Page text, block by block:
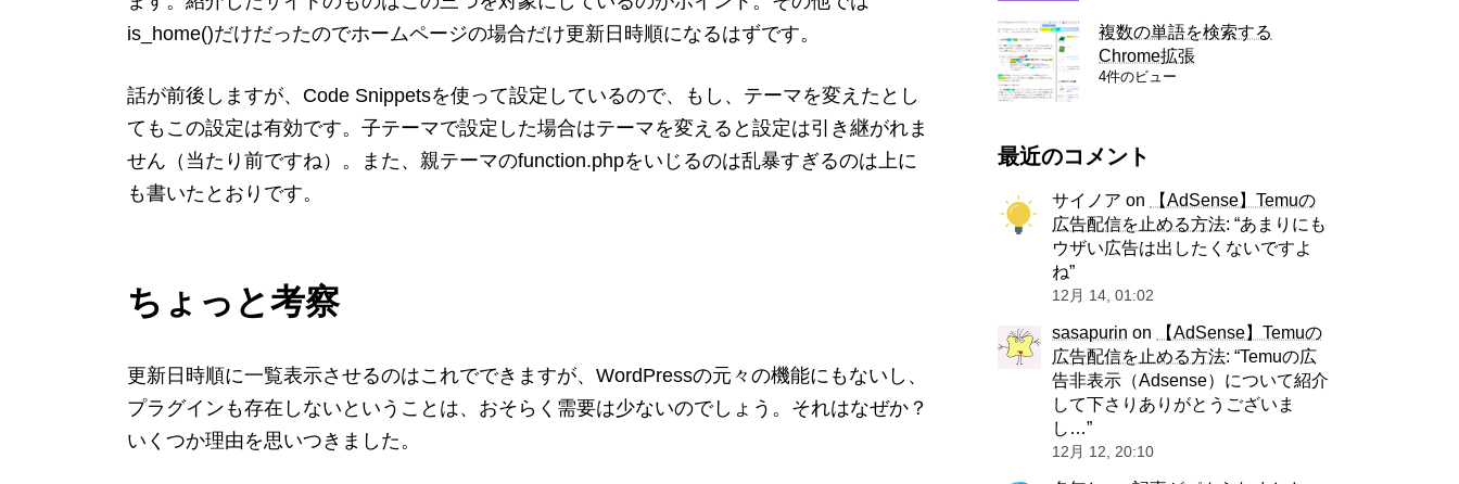
is_home()だけだったのでホームページの場合だけ更新日時順になるはずです。
話が前後しますが、Code Snippetsを使って設定しているので、もし、テーマを変えたとし
てもこの設定は有効です。子テーマで設定した場合はテーマを変えると設定は引き継がれま
せん（当たり前ですね）。また、親テーマのfunction.phpをいじるのは乱暴すぎるのは上に
も書いたとおりです。
ちょっと考察
更新日時順に一覧表示させるのはこれでできますが、WordPressの元々の機能にもないし、
プラグインも存在しないということは、おそらく需要は少ないのでしょう。それはなぜか？
いくつか理由を思いつきました。
複数の単語を検索する
Chrome拡張
4件のビュー
最近のコメント
サイノア on
【AdSense】Temuの
広告配信を止める方法: “あまりにも
ウザい広告は出したくないですよ
ね”
12月 14, 01:02
sasapurin on
【AdSense】Temuの
広告配信を止める方法: “Temuの広
告非表示（Adsense）について紹介
して下さりありがとうございま
し…”
12月 12, 20:10